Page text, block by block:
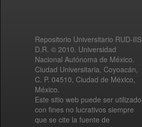
Repositorio Universitario RUD-IIS
D.R. © 2010. Universidad
Nacional Autónoma de México.
Ciudad Universitaria, Coyoacán,
C. P. 04510, Ciudad de México,
México.
Este sitio web puede ser utilizado
con fines no lucrativos siempre
que se cite la fuente de